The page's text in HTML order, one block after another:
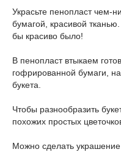
Украсьте пенопласт чем-
бумагой, красивой
бы красиво было!
В пенопласт втыкаем
гофрированной бумаги,
букета.
Чтобы разнообразить
похожих простых
Можно сделать украшение